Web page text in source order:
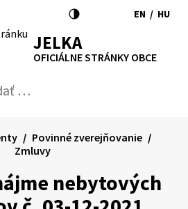
Zvýšiť
kontrast
písmapísma
EN
to
/ HU
JELKA
OFICIÁLNE STRÁNKY OBCE
nebytových
Povinné zverejňovanie
Zmluvy